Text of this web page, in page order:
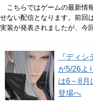
こちらではゲームの最新情
せない配信となります。前回
実装が発表されましたが、
『ディ
が5/26よ
は6～8月
登場へ